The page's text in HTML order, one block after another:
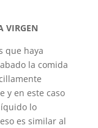
VIRGEN
que haya
la comida
y en este caso
lo
es similar al